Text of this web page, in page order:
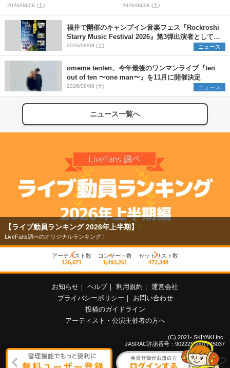
定
2026/08/08 (土)
外イベント『PICNIC JAM
2026』早割チケット発売開始
2026/08/08 (土)
福井で開催のキャンプイン音楽フェス『Rockroshi
Starry Music Festival 2026』第3弾出演者として
SCOOBIE DO、かりゆし58、Reiを発表
2026/08/08 (土) ニュース
omeme tenten、今年最後のワンマンライブ『ten
out of ten 〜one man〜』を11月に開催決定
2026/08/08 (土) ニュース
ニュース一覧へ
【ライブ動員ランキング 2026年上半期】
LiveFans調べのオリジナルランキング！
アーティスト数
126,671
コンサート数
1,493,261
セットリスト数
472,348
お知らせ ｜ ヘルプ｜ 利用規約 ｜ 運営会社
プライバシーポリシー ｜
お問い合わせ
投稿のガイドライン
アーティスト・公演主催者の方へ
(C) 2021- SKIYAKI Inc.
JASRAC許諾番号：9022255001Y45037